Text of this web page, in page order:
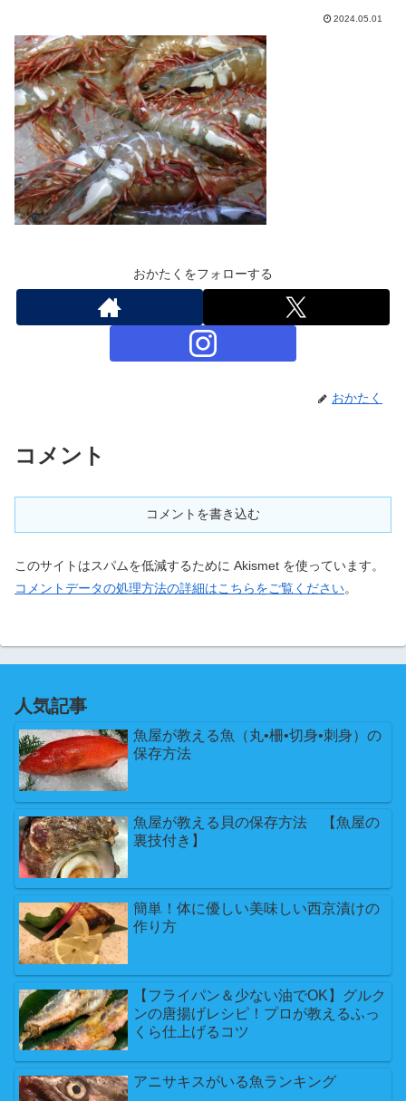
2024.05.01
おかたくをフォローする
おかたく
コメント
コメントを書き込む
このサイトはスパムを低減するために Akismet を使っています。
コメントデータの処理方法の詳細はこちらをご覧ください。
人気記事
魚屋が教える魚（丸•柵•切身•刺身）の
保存方法
魚屋が教える貝の保存方法 【魚屋の
裏技付き】
簡単！体に優しい美味しい西京漬けの
作り方
【フライパン＆少ない油でOK】グルク
ンの唐揚げレシピ！プロが教えるふっ
くら仕上げるコツ
アニサキスがいる魚ランキング